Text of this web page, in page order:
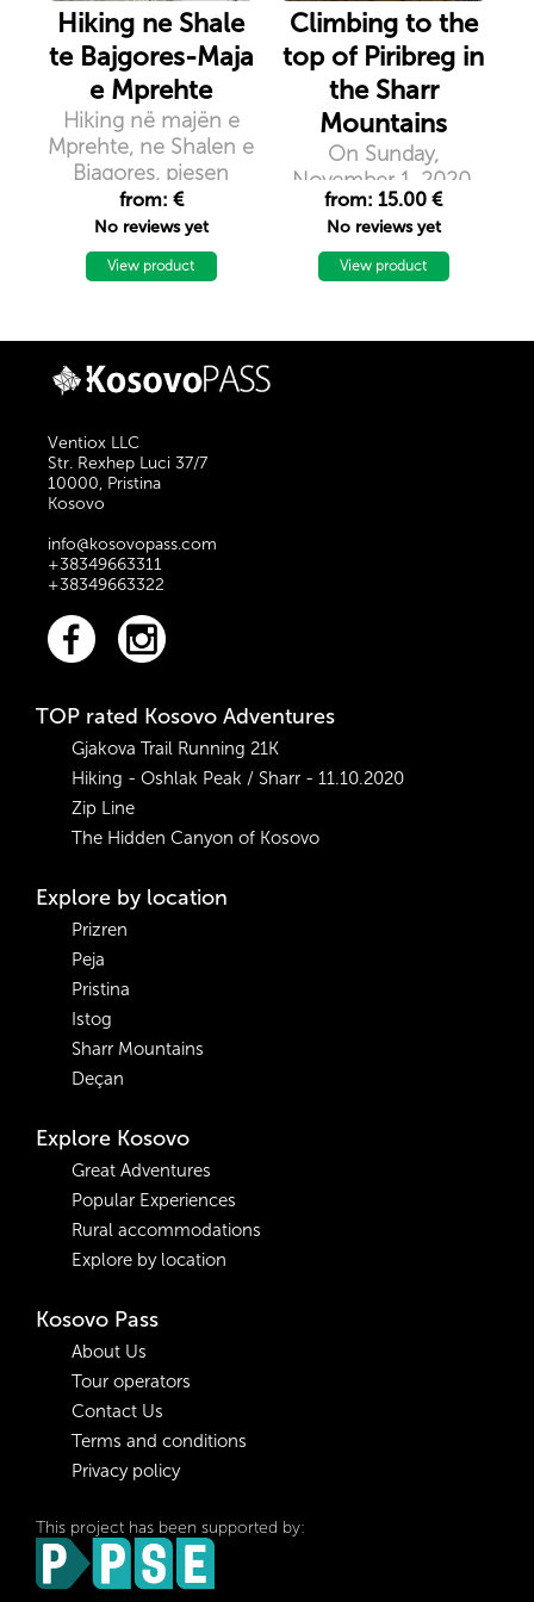
Hiking ne Shale
te Bajgores-Maja
e Mprehte
Hiking në majën e
Mprehte, ne Shalen e
Bjagores, pjesen
veriore te vendit
from: €
No reviews yet
View product
Climbing to the
top of Piribreg in
the Sharr
Mountains
On Sunday,
November 1, 2020,
the group of
mountaineers
``Nomad``
organizes hiking in
above sea level.
from: 15.00 €
No reviews yet
View product
Ventiox LLC
Str. Rexhep Luci 37/7
10000, Pristina
Kosovo
info@kosovopass.com
+38349663311
+38349663322
TOP rated Kosovo Adventures
Gjakova Trail Running 21K
Hiking - Oshlak Peak / Sharr - 11.10.2020
Zip Line
The Hidden Canyon of Kosovo
Explore by location
Prizren
Peja
Pristina
Istog
Sharr Mountains
Deçan
Explore Kosovo
Great Adventures
Popular Experiences
Rural accommodations
Explore by location
Kosovo Pass
About Us
Tour operators
Contact Us
Terms and conditions
Privacy policy
This project has been supported by: